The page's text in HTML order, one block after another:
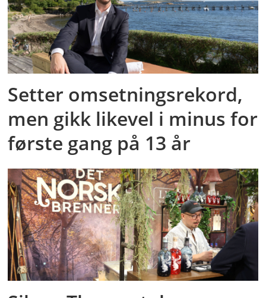
Setter omsetningsrekord,
men gikk likevel i minus for
første gang på 13 år